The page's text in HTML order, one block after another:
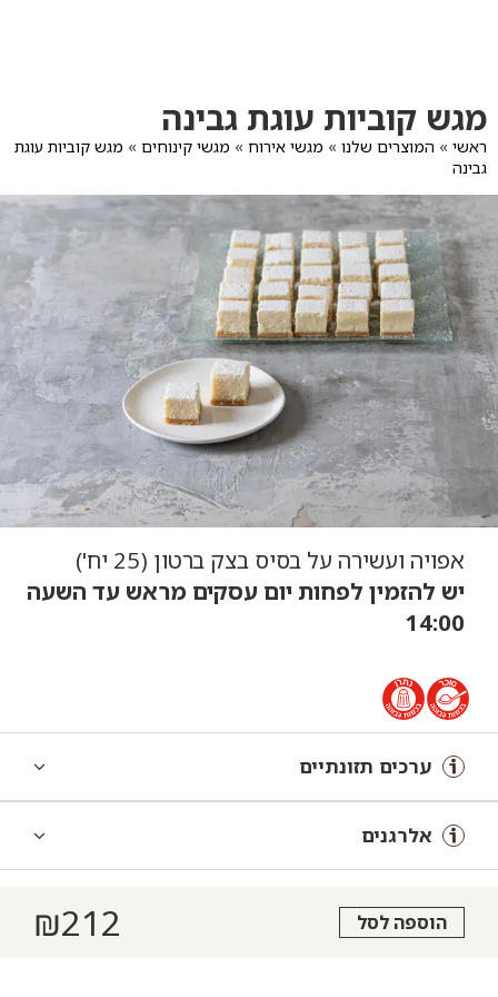
לתפריט
הקטגוריות
לפרטי
המוצר
מגש קוביות עוגת גבינה
ראשי » המוצרים שלנו » מגשי אירוח » מגשי קינוחים » מגש קוביות עוגת
גבינה
אפויה ועשירה על בסיס בצק ברטון (25 יח')
יש להזמין לפחות יום עסקים מראש עד השעה
14:00
ערכים תזונתיים
אלרגנים
הוספה לסל 212
₪